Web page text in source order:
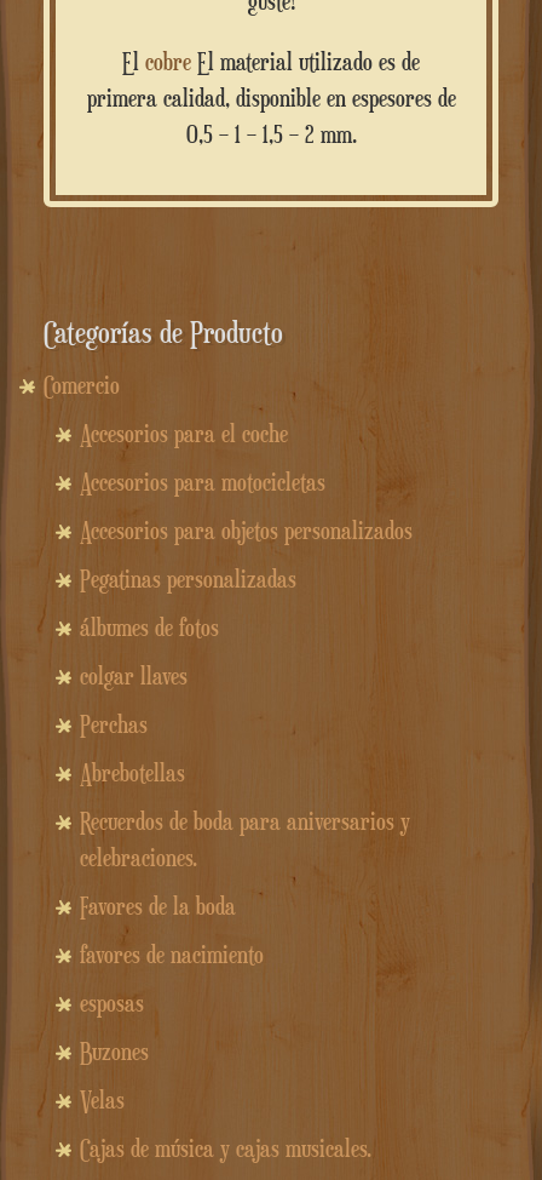
El cobre El material utilizado es de
primera calidad, disponible en espesores de
0,5 – 1 – 1,5 – 2 mm.
Categorías de Producto
Comercio
Accesorios para el coche
Accesorios para motocicletas
Accesorios para objetos personalizados
Pegatinas personalizadas
álbumes de fotos
colgar llaves
Perchas
Abrebotellas
Recuerdos de boda para aniversarios y
celebraciones.
Favores de la boda
favores de nacimiento
esposas
Buzones
Velas
Cajas de música y cajas musicales.